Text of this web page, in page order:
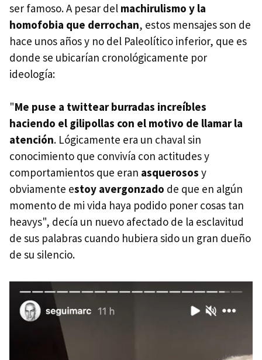
ser famoso. A pesar del machirulismo y la
homofobia que derrochan, estos mensajes son de
hace unos años y no del Paleolítico inferior, que es
donde se ubicarían cronológicamente por
ideología:
"Me puse a twittear burradas increíbles
haciendo el gilipollas con el motivo de llamar la
atención. Lógicamente era un chaval sin
conocimiento que convivía con actitudes y
comportamientos que eran asquerosos y
obviamente estoy avergonzado de que en algún
momento de mi vida haya podido poner cosas tan
heavys", decía un nuevo afectado de la esclavitud
de sus palabras cuando hubiera sido un gran dueño
de su silencio.